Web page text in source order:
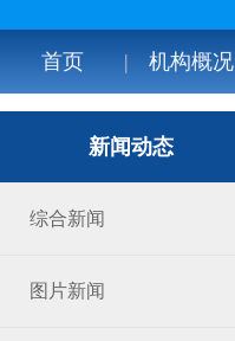
首页 机构概况
新闻动态
综合新闻
图片新闻